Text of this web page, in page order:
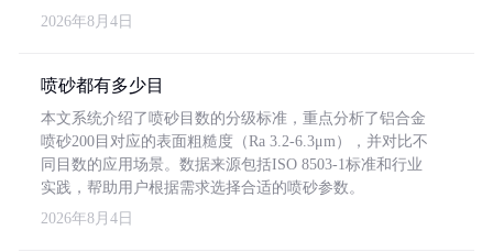
2026年8月4日
喷砂都有多少目
本文系统介绍了喷砂目数的分级标准，重点分析了铝合金
喷砂200目对应的表面粗糙度（Ra 3.2-6.3μm），并对比不
同目数的应用场景。数据来源包括ISO 8503-1标准和行业
实践，帮助用户根据需求选择合适的喷砂参数。
2026年8月4日